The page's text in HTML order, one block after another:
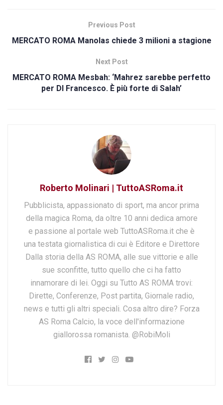
Previous Post
MERCATO ROMA Manolas chiede 3 milioni a stagione
Next Post
MERCATO ROMA Mesbah: ‘Mahrez sarebbe perfetto
per DI Francesco. È più forte di Salah’
Roberto Molinari | TuttoASRoma.it
Pubblicista, appassionato di sport, ma ancor prima
della magica Roma, da oltre 10 anni dedica amore
e passione al portale web TuttoASRoma.it che è
una testata giornalistica di cui è Editore e Direttore
Dalla storia della AS ROMA, alle sue vittorie e alle
sue sconfitte, tutto quello che ci ha fatto
innamorare di lei. Oggi su Tutto AS ROMA trovi:
Dirette, Conferenze, Post partita, Giornale radio,
news e tutti gli altri speciali. Cosa altro dire? Forza
AS Roma Calcio, la voce dell'informazione
giallorossa romanista. @RobiMoli